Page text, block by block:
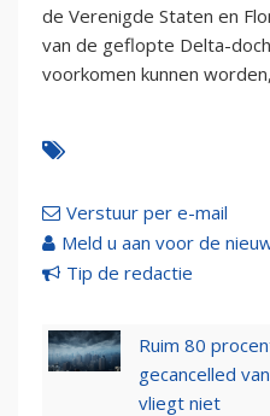
de Verenigde Staten en
van de geflopte Delta-
voorkomen kunnen
Verstuur per e-mail
Meld u aan voor de
Tip de redactie
Ruim 80
gecancelled
vliegt niet